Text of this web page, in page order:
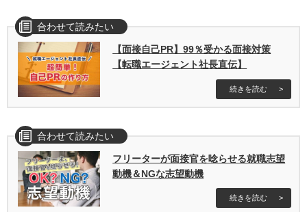
合わせて読みたい
【面接自己PR】99％受かる面接対策
【転職エージェント社長直伝】
続きを読む
合わせて読みたい
フリーターが面接官を唸らせる就職志望
動機＆NGな志望動機
続きを読む